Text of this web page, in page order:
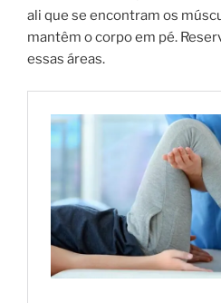
ali que se encontram os
mantêm o corpo em pé.
essas áreas.